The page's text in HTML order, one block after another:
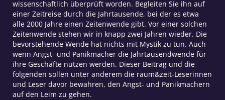
wissenschaftlich überprüft worden. Begleiten Sie ihn auf
einer Zeitreise durch die Jahrtausende, bei der es etwa
alle 2000 Jahre einen Zeitenwende gibt. Vor einer solchen
Zeitenwende stehen wir in knapp zwei Jahren wieder. Die
bevorstehende Wende hat nichts mit Mystik zu tun. Auch
wenn Angst- und Panikmacher die Jahrtausendwende für
ihre Geschäfte nutzen werden. Dieser Beitrag und die
folgenden sollen unter anderem die raum&zeit-Leserinnen
und Leser davor bewahren, den Angst- und Panikmachern
auf den Leim zu gehen.